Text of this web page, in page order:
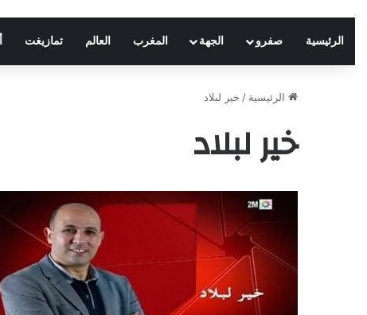
الرئيسية صفرو الجهة المغرب العالم تمازيغت
الرئيسية / خير لبلاد
خير لبلاد